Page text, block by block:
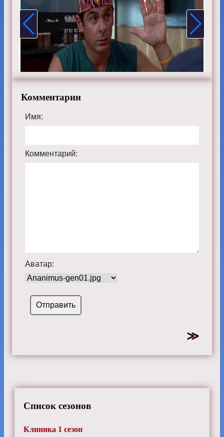
tvshow.ru.
Комментарии
Имя:
Комментарий:
Аватар:
Список сезонов
Клиника 1 сезон